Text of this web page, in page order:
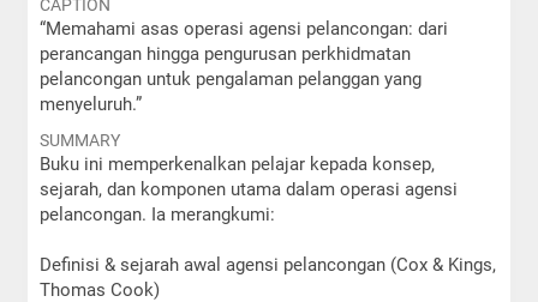
CAPTION
“Memahami asas operasi agensi pelancongan: dari
perancangan hingga pengurusan perkhidmatan
pelancongan untuk pengalaman pelanggan yang
menyeluruh.”
SUMMARY
Buku ini memperkenalkan pelajar kepada konsep,
sejarah, dan komponen utama dalam operasi agensi
pelancongan. Ia merangkumi:
Definisi & sejarah awal agensi pelancongan (Cox & Kings,
Thomas Cook)